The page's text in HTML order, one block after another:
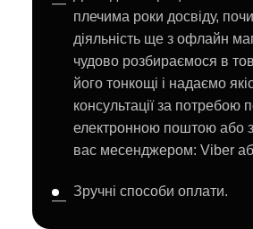
плечима роки досвіду,
діяльність ще з офлайн
чудово розбираємося в
його тонкощі і надаємо
консультації за потребою
електронною поштою або
вас месенджером: Viber
Зручні способи оплати.